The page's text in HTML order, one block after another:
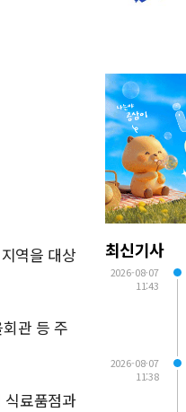
역을 대상
관 등 주
식료품점과
최신기사
2026-08-07
11:43
2026-08-07
11:38